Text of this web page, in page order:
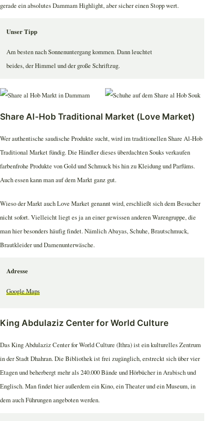
gerade ein absolutes Dammam Highlight, aber sicher einen Stopp wert.
Unser Tipp
Am besten nach Sonnenuntergang kommen. Dann leuchtet
beides, der Himmel und der große Schriftzug.
Share Al-Hob Traditional Market (Love Market)
Wer authentische saudische Produkte sucht, wird im traditionellen Share Al-Hob
Traditional Market fündig. Die Händler dieses überdachten Souks verkaufen
farbenfrohe Produkte von Gold und Schmuck bis hin zu Kleidung und Parfüms.
Auch essen kann man auf dem Markt ganz gut.
Wieso der Markt auch Love Market genannt wird, erschließt sich dem Besucher
nicht sofort. Vielleicht liegt es ja an einer gewissen anderen Warengruppe, die
man hier besonders häufig findet. Nämlich Abayas, Schuhe, Brautschmuck,
Brautkleider und Damenunterwäsche.
Adresse
Google Maps
King Abdulaziz Center for World Culture
Das King Abdulaziz Center for World Culture (Ithra) ist ein kulturelles Zentrum
in der Stadt Dhahran. Die Bibliothek ist frei zugänglich, erstreckt sich über vier
Etagen und beherbergt mehr als 240.000 Bände und Hörbücher in Arabisch und
Englisch. Man findet hier außerdem ein Kino, ein Theater und ein Museum, in
dem auch Führungen angeboten werden.